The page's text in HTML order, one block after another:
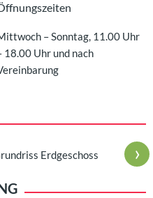
– Sonntag, 11.00 Uhr
18.00 Uhr und nach
›